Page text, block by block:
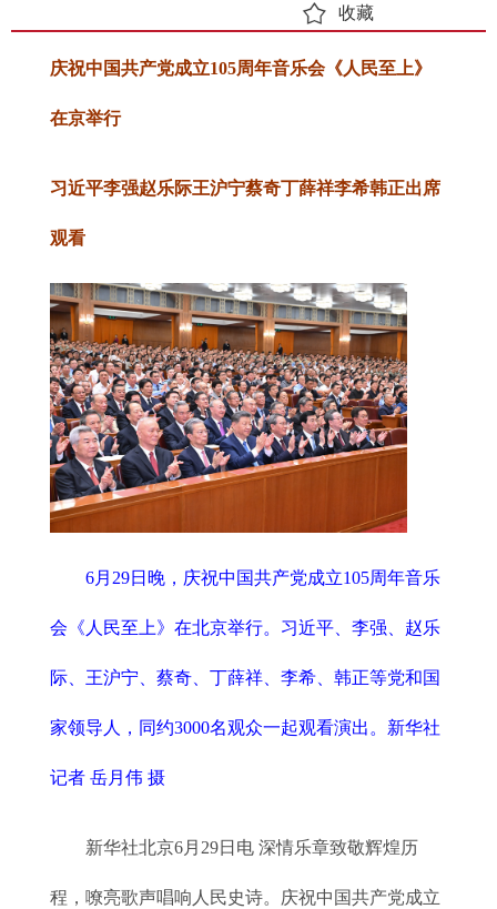
收藏
庆祝中国共产党成立105周年音乐会《人民至上》
在京举行
习近平李强赵乐际王沪宁蔡奇丁薛祥李希韩正出席
观看
6月29日晚，庆祝中国共产党成立105周年音乐
会《人民至上》在北京举行。习近平、李强、赵乐
际、王沪宁、蔡奇、丁薛祥、李希、韩正等党和国
家领导人，同约3000名观众一起观看演出。新华社
记者 岳月伟 摄
新华社北京6月29日电 深情乐章致敬辉煌历
程，嘹亮歌声唱响人民史诗。庆祝中国共产党成立